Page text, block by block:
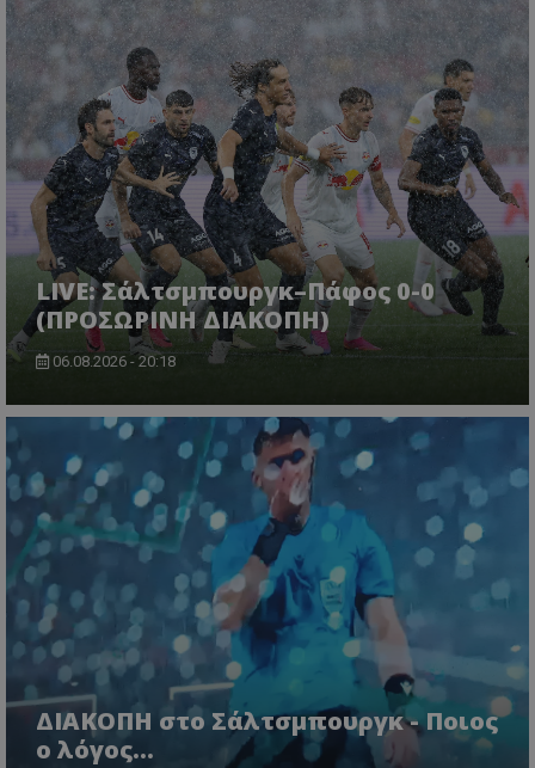
LIVE: Σάλτσμπουργκ–Πάφος 0-0
(ΠΡΟΣΩΡΙΝΗ ΔΙΑΚΟΠΗ)
06.08.2026 - 20:18
ΔΙΑΚΟΠΗ στο Σάλτσμπουργκ - Ποιος
ο λόγος...